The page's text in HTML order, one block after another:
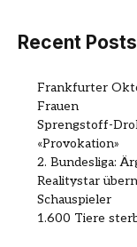
Recent Posts
Frankfurter
Frauen
Sprengstoff-
«Provokation»
2. Bundesliga:
Realitystar
Schauspieler
1.600 Tiere